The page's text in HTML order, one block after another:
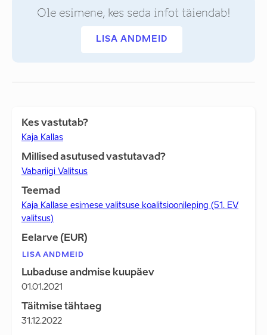
Ole esimene, kes seda infot täiendab!
LISA ANDMEID
Kes vastutab?
Kaja Kallas
Millised asutused vastutavad?
Vabariigi Valitsus
Teemad
Kaja Kallase esimese valitsuse koalitsioonileping (51. EV
valitsus)
Eelarve (EUR)
LISA ANDMEID
Lubaduse andmise kuupäev
01.01.2021
Täitmise tähtaeg
31.12.2022